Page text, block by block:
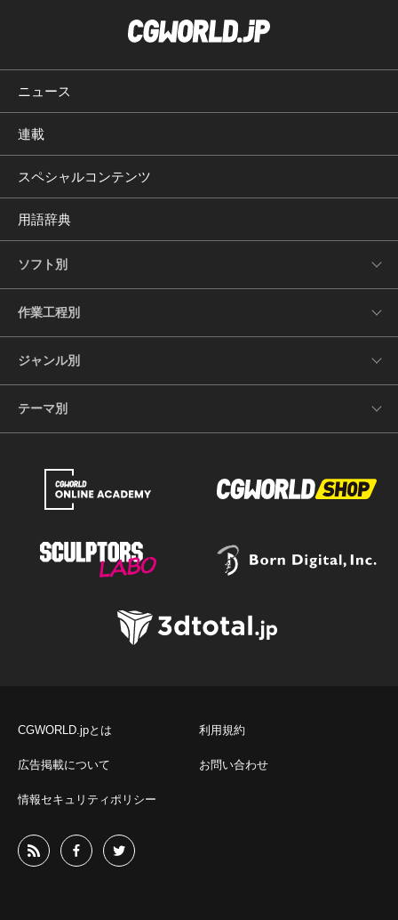
ニュース
連載
スペシャルコンテンツ
用語辞典
ソフト別
作業工程別
ジャンル別
テーマ別
CGWORLD.jpとは 利用規約
広告掲載について お問い合わせ
情報セキュリティポリシー